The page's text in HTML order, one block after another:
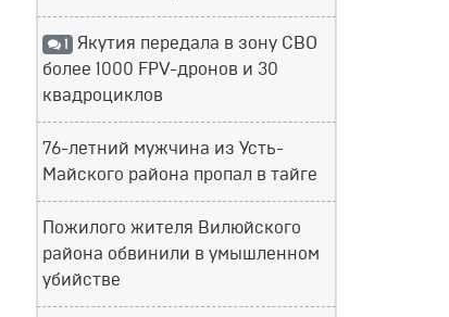
1 Якутия передала в зону СВО
более 1000 FPV-дронов и 30
квадроциклов
76-летний мужчина из Усть-
Майского района пропал в тайге
Пожилого жителя Вилюйского
района обвинили в умышленном
убийстве